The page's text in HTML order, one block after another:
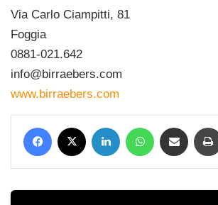
Via Carlo Ciampitti, 81
Foggia
0881-021.642
info@birraebers.com
www.birraebers.com
Facebook LinkedIn WhatsApp Condividi via mail